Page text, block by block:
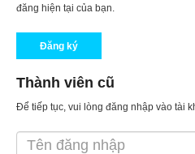
Thời Trang
Việc Làm
Dịch Vụ
đăng hiện tại của bạn.
Đăng ký
Thành viên cũ
Để tiếp tục, vui lòng đăng nhập vào tài